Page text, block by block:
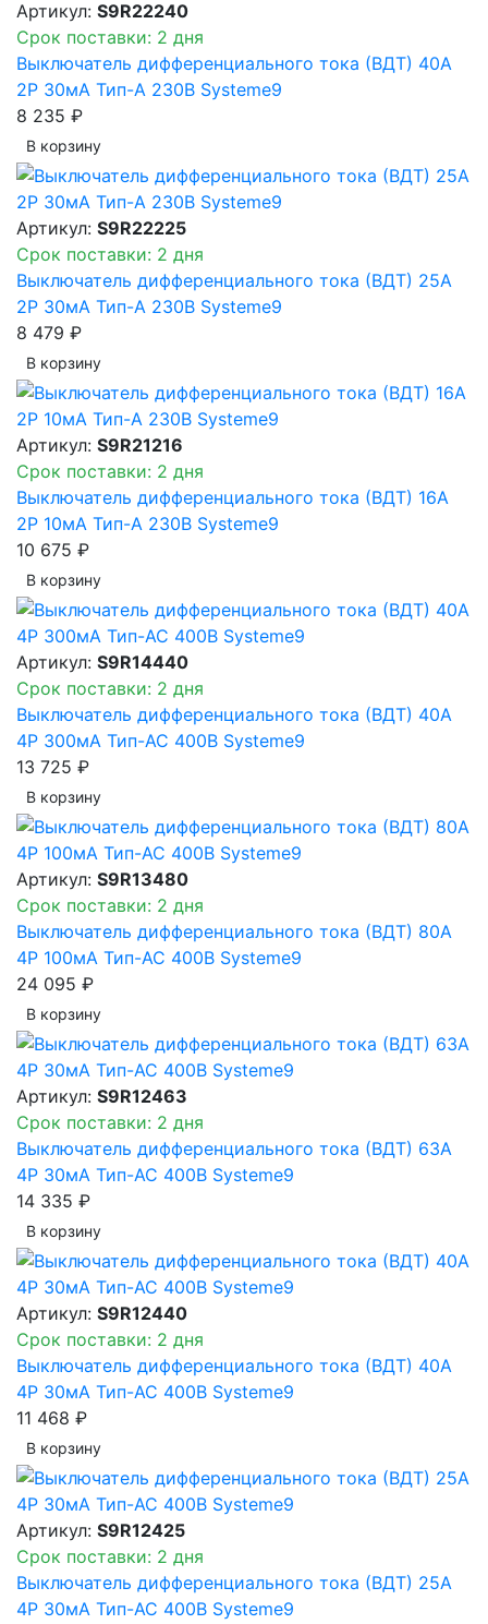
Артикул: S9R22240
Срок поставки: 2 дня
Выключатель дифференциального тока (ВДТ) 40A
2P 30мА Тип-A 230В Systeme9
8 235 ₽
В корзинy
Артикул: S9R22225
Срок поставки: 2 дня
Выключатель дифференциального тока (ВДТ) 25A
2P 30мА Тип-A 230В Systeme9
8 479 ₽
В корзинy
Артикул: S9R21216
Срок поставки: 2 дня
Выключатель дифференциального тока (ВДТ) 16A
2P 10мА Тип-A 230В Systeme9
10 675 ₽
В корзинy
Артикул: S9R14440
Срок поставки: 2 дня
Выключатель дифференциального тока (ВДТ) 40A
4P 300мА Тип-AC 400В Systeme9
13 725 ₽
В корзинy
Артикул: S9R13480
Срок поставки: 2 дня
Выключатель дифференциального тока (ВДТ) 80A
4P 100мА Тип-AC 400В Systeme9
24 095 ₽
В корзинy
Артикул: S9R12463
Срок поставки: 2 дня
Выключатель дифференциального тока (ВДТ) 63A
4P 30мА Тип-AC 400В Systeme9
14 335 ₽
В корзинy
Артикул: S9R12440
Срок поставки: 2 дня
Выключатель дифференциального тока (ВДТ) 40A
4P 30мА Тип-AC 400В Systeme9
11 468 ₽
В корзинy
Артикул: S9R12425
Срок поставки: 2 дня
Выключатель дифференциального тока (ВДТ) 25A
4P 30мА Тип-AC 400В Systeme9